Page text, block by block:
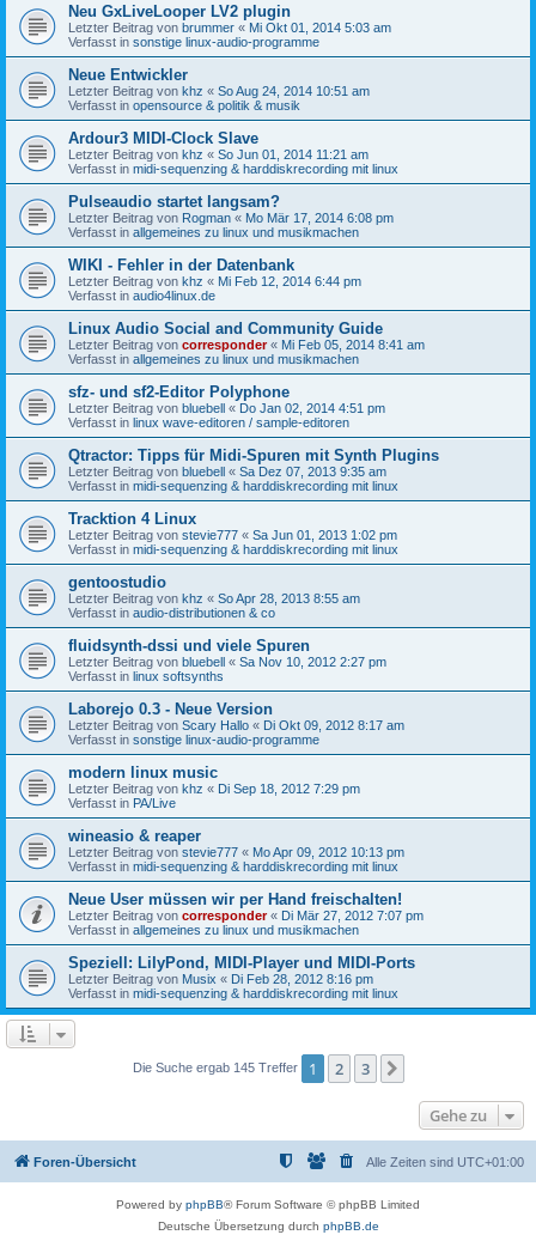
Neu GxLiveLooper LV2 plugin
Letzter Beitrag von brummer « Mi Okt 01, 2014 5:03 am
Verfasst in sonstige linux-audio-programme
Neue Entwickler
Letzter Beitrag von khz « So Aug 24, 2014 10:51 am
Verfasst in opensource & politik & musik
Ardour3 MIDI-Clock Slave
Letzter Beitrag von khz « So Jun 01, 2014 11:21 am
Verfasst in midi-sequenzing & harddiskrecording mit linux
Pulseaudio startet langsam?
Letzter Beitrag von Rogman « Mo Mär 17, 2014 6:08 pm
Verfasst in allgemeines zu linux und musikmachen
WIKI - Fehler in der Datenbank
Letzter Beitrag von khz « Mi Feb 12, 2014 6:44 pm
Verfasst in audio4linux.de
Linux Audio Social and Community Guide
Letzter Beitrag von corresponder« Mi Feb 05, 2014 8:41 am
Verfasst in allgemeines zu linux und musikmachen
sfz- und sf2-Editor Polyphone
Letzter Beitrag von bluebell « Do Jan 02, 2014 4:51 pm
Verfasst in linux wave-editoren / sample-editoren
Qtractor: Tipps für Midi-Spuren mit Synth Plugins
Letzter Beitrag von bluebell « Sa Dez 07, 2013 9:35 am
Verfasst in midi-sequenzing & harddiskrecording mit linux
Tracktion 4 Linux
Letzter Beitrag von stevie777 « Sa Jun 01, 2013 1:02 pm
Verfasst in midi-sequenzing & harddiskrecording mit linux
gentoostudio
Letzter Beitrag von khz « So Apr 28, 2013 8:55 am
Verfasst in audio-distributionen & co
fluidsynth-dssi und viele Spuren
Letzter Beitrag von bluebell « Sa Nov 10, 2012 2:27 pm
Verfasst in linux softsynths
Laborejo 0.3 - Neue Version
Letzter Beitrag von Scary Hallo « Di Okt 09, 2012 8:17 am
Verfasst in sonstige linux-audio-programme
modern linux music
Letzter Beitrag von khz « Di Sep 18, 2012 7:29 pm
Verfasst in PA/Live
wineasio & reaper
Letzter Beitrag von stevie777 « Mo Apr 09, 2012 10:13 pm
Verfasst in midi-sequenzing & harddiskrecording mit linux
Neue User müssen wir per Hand freischalten!
Letzter Beitrag von corresponder« Di Mär 27, 2012 7:07 pm
Verfasst in allgemeines zu linux und musikmachen
Speziell: LilyPond, MIDI-Player und MIDI-Ports
Letzter Beitrag von Musix « Di Feb 28, 2012 8:16 pm
Verfasst in midi-sequenzing & harddiskrecording mit linux
Die Suche ergab 145 Treffer 1 2 3
Gehe zu
Foren-Übersicht Alle Zeiten sind UTC+01:00
Powered by phpBB® Forum Software © phpBB Limited
Deutsche Übersetzung durch phpBB.de